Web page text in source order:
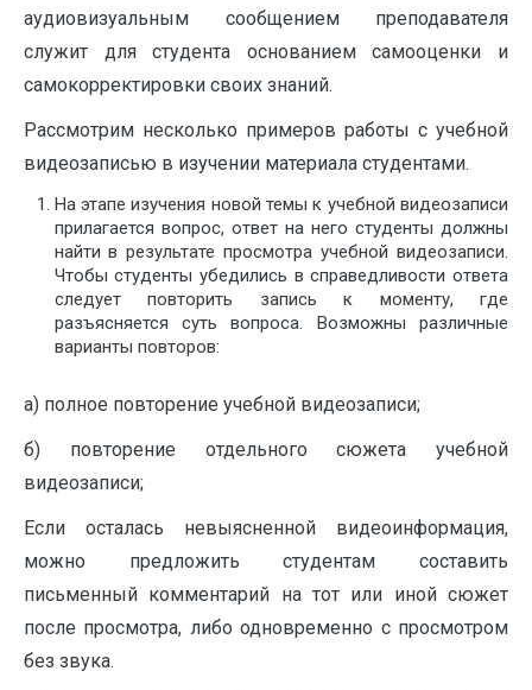
аудиовизуальным сообщением преподавателя
служит для студента основанием самооценки и
самокорректировки своих знаний.
Рассмотрим несколько примеров работы с учебной
видеозаписью в изучении материала студентами.
На этапе изучения новой темы к учебной видеозаписи
прилагается вопрос, ответ на него студенты должны
найти в результате просмотра учебной видеозаписи.
Чтобы студенты убедились в справедливости ответа
следует повторить запись к моменту, где
разъясняется суть вопроса. Возможны различные
варианты повторов:
а) полное повторение учебной видеозаписи;
б) повторение отдельного сюжета учебной
видеозаписи;
Если осталась невыясненной видеоинформация,
можно предложить студентам составить
письменный комментарий на тот или иной сюжет
после просмотра, либо одновременно с просмотром
без звука.